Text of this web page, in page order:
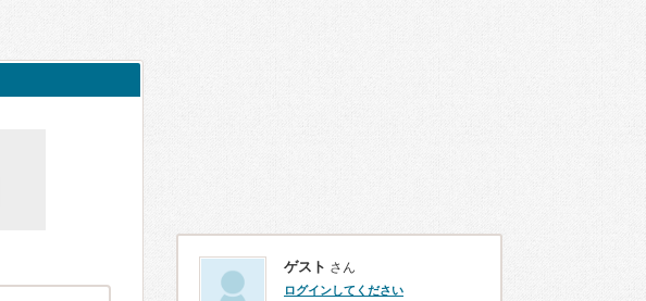
ゲスト さん
ログインしてください